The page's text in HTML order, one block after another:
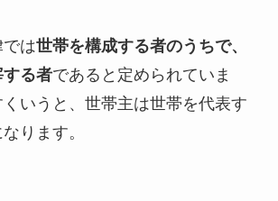
は世帯を構成する者のうちで、
る者であると定められていま
いうと、世帯主は世帯を代表す
ります。